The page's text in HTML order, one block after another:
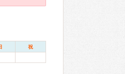
祝